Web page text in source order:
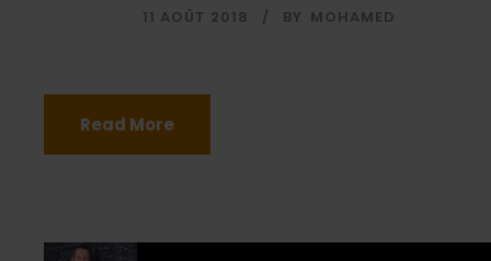
11 AOÛT 2018 BY MOHAMED
Read More